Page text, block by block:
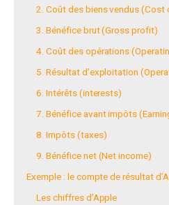
2. Coût des biens vendus
3. Bénéfice brut (Gross profit)
4. Coût des opérations
5. Résultat d’exploitation
6. Intérêts (interests)
7. Bénéfice avant impôts
8. Impôts (taxes)
9. Bénéfice net (Net income)
Exemple : le compte de résultat
Les chiffres d’Apple